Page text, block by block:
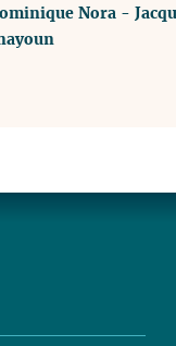
Nora-